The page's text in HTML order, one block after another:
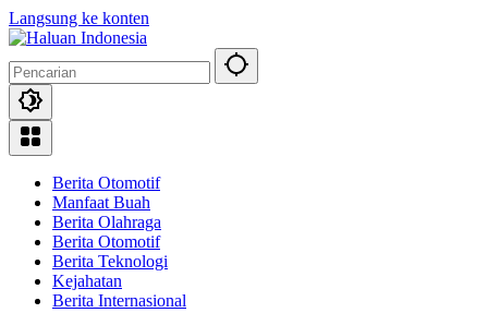
Langsung ke konten
Berita Otomotif
Manfaat Buah
Berita Olahraga
Berita Otomotif
Berita Teknologi
Kejahatan
Berita Internasional